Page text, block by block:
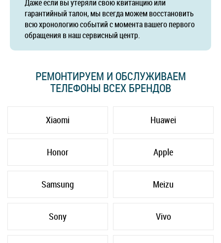
Даже если вы утеряли свою квитанцию или
гарантийный талон, мы всегда можем восстановить
всю хронологию событий с момента вашего первого
обращения в наш сервисный центр.
РЕМОНТИРУЕМ И ОБСЛУЖИВАЕМ
ТЕЛЕФОНЫ ВСЕХ БРЕНДОВ
Xiaomi Huawei
Honor Apple
Samsung Meizu
Sony Vivo